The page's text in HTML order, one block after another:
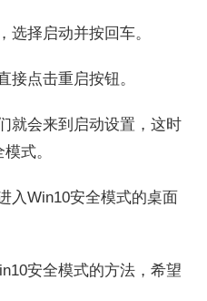
择启动并按回车。
点击重启按钮。
会来到启动设置，这时
式。
Win10安全模式的桌面
安全模式的方法，希望